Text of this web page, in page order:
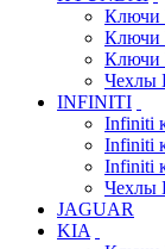
Ключи
Ключи
Ключи
Чехлы
INFINITI
Infiniti
Infiniti
Infiniti
Чехлы
JAGUAR
KIA